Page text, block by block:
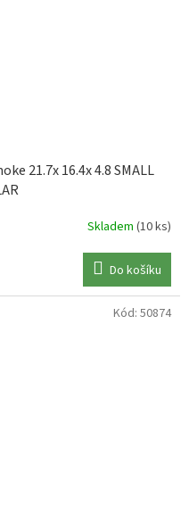
21.7x 16.4x 4.8 SMALL
Skladem (10 ks)
Do košíku
Kód: 50874